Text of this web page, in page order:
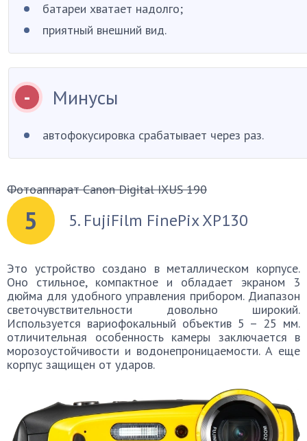
батареи хватает надолго;
приятный внешний вид.
Минусы
автофокусировка срабатывает через раз.
Фотоаппарат Canon Digital IXUS 190
5 5. FujiFilm FinePix XP130
Это устройство создано в металлическом корпусе.
Оно стильное, компактное и обладает экраном 3
дюйма для удобного управления прибором. Диапазон
светочувствительности довольно широкий.
Используется вариофокальный объектив 5 – 25 мм.
отличительная особенность камеры заключается в
морозоустойчивости и водонепроницаемости. А еще
корпус защищен от ударов.